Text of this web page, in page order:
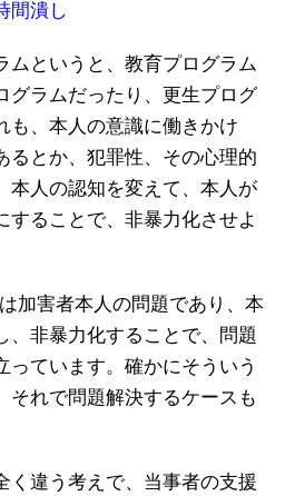
間潰し
ムというと、教育プログラム
グラムだったり、更生プログ
も、本人の意識に働きかけ
るとか、犯罪性、その心理的
本人の認知を変えて、本人が
することで、非暴力化させよ
加害者本人の問題であり、本
、非暴力化することで、問題
っています。確かにそういう
それで問題解決するケースも
く違う考えで、当事者の支援